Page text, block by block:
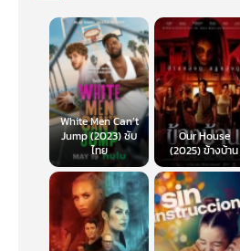
White Men Can’t
Jump (2023) ซับ
ไทย
Our House
(2025) ข้างบ้าน